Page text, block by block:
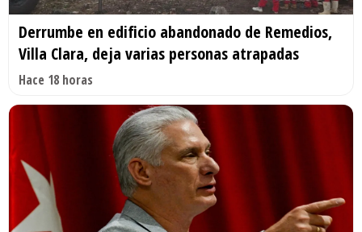
Derrumbe en edificio abandonado de Remedios,
Villa Clara, deja varias personas atrapadas
Hace 18 horas